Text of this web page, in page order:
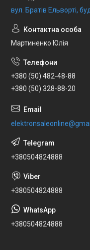
вул. Братів Ельворті,
Мартиненко Юлія
+380 (50) 482-48-88
+380 (50) 328-88-20
+380504824888
+380504824888
+380504824888